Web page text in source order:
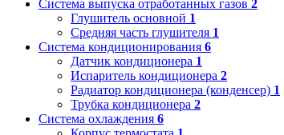
Система выпуска отработанных газов 2
Глушитель основной 1
Средняя часть глушителя 1
Система кондиционирования 6
Датчик кондиционера 1
Испаритель кондиционера 2
Радиатор кондиционера (конденсер) 1
Трубка кондиционера 2
Система охлаждения 6